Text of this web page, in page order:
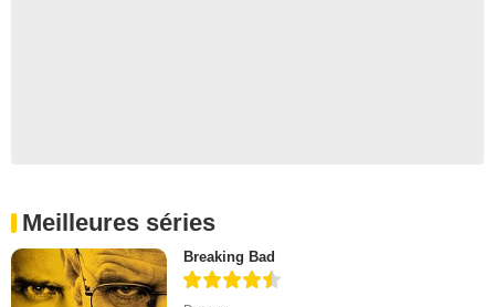
Meilleures séries
Breaking Bad